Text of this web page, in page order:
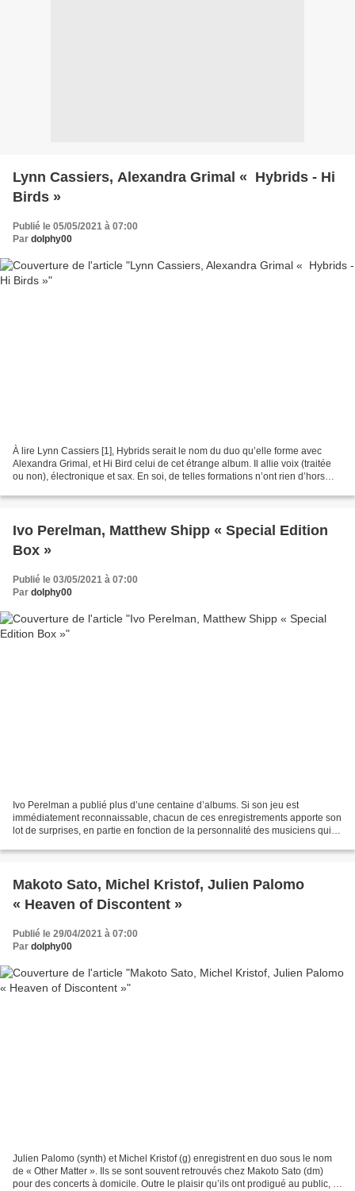
Lynn Cassiers, Alexandra Grimal « Hybrids - Hi
Birds »
Publié le 05/05/2021 à 07:00
Par dolphy00
À lire Lynn Cassiers [1], Hybrids serait le nom du duo qu’elle forme avec
Alexandra Grimal, et Hi Bird celui de cet étrange album. Il allie voix (traitée
ou non), électronique et sax. En soi, de telles formations n’ont rien d’hors
Ivo Perelman, Matthew Shipp « Special Edition
Box »
Publié le 03/05/2021 à 07:00
Par dolphy00
Ivo Perelman a publié plus d’une centaine d’albums. Si son jeu est
immédiatement reconnaissable, chacun de ces enregistrements apporte son
lot de surprises, en partie en fonction de la personnalité des musiciens qui
Makoto Sato, Michel Kristof, Julien Palomo
« Heaven of Discontent »
Publié le 29/04/2021 à 07:00
Par dolphy00
Julien Palomo (synth) et Michel Kristof (g) enregistrent en duo sous le nom
de « Other Matter ». Ils se sont souvent retrouvés chez Makoto Sato (dm)
pour des concerts à domicile. Outre le plaisir qu’ils ont prodigué au public, ils